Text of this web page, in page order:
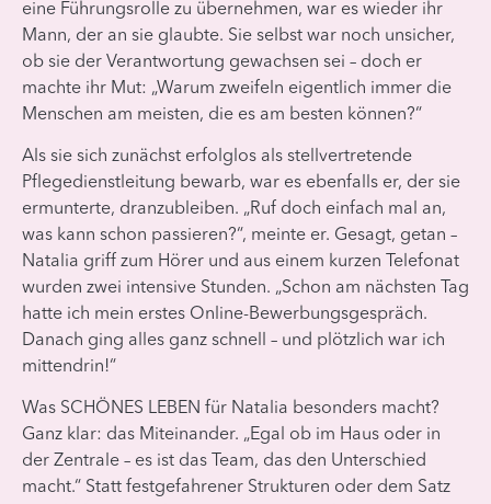
eine Führungsrolle zu übernehmen, war es wieder ihr
Mann, der an sie glaubte. Sie selbst war noch unsicher,
ob sie der Verantwortung gewachsen sei – doch er
machte ihr Mut: „Warum zweifeln eigentlich immer die
Menschen am meisten, die es am besten können?“
Als sie sich zunächst erfolglos als stellvertretende
Pflegedienstleitung bewarb, war es ebenfalls er, der sie
ermunterte, dranzubleiben. „Ruf doch einfach mal an,
was kann schon passieren?“, meinte er. Gesagt, getan –
Natalia griff zum Hörer und aus einem kurzen Telefonat
wurden zwei intensive Stunden. „Schon am nächsten Tag
hatte ich mein erstes Online-Bewerbungsgespräch.
Danach ging alles ganz schnell – und plötzlich war ich
mittendrin!“
Was SCHÖNES LEBEN für Natalia besonders macht?
Ganz klar: das Miteinander. „Egal ob im Haus oder in
der Zentrale – es ist das Team, das den Unterschied
macht.“ Statt festgefahrener Strukturen oder dem Satz